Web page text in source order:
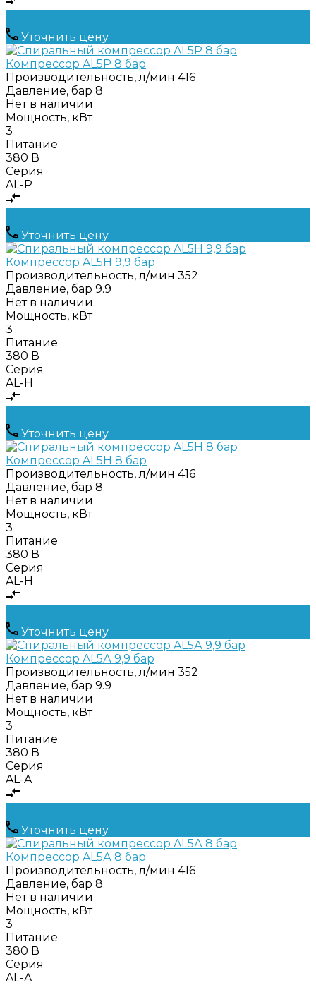
Уточнить цену
Компрессор AL5Р 8 бар
Производительность, л/мин 416
Давление, бар 8
Нет в наличии
Мощность, кВт
3
Питание
380 В
Серия
AL-P
Уточнить цену
Компрессор AL5Н 9,9 бар
Производительность, л/мин 352
Давление, бар 9.9
Нет в наличии
Мощность, кВт
3
Питание
380 В
Серия
AL-H
Уточнить цену
Компрессор AL5Н 8 бар
Производительность, л/мин 416
Давление, бар 8
Нет в наличии
Мощность, кВт
3
Питание
380 В
Серия
AL-H
Уточнить цену
Компрессор AL5А 9,9 бар
Производительность, л/мин 352
Давление, бар 9.9
Нет в наличии
Мощность, кВт
3
Питание
380 В
Серия
AL-A
Уточнить цену
Компрессор AL5А 8 бар
Производительность, л/мин 416
Давление, бар 8
Нет в наличии
Мощность, кВт
3
Питание
380 В
Серия
AL-A